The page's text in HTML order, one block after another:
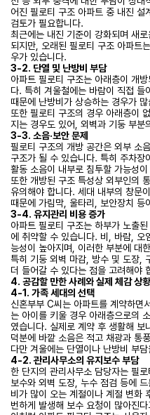
어진 필로티 구조 아파트 중 내진 설
검토가 필요합니다.
최근에는 내진 기준이 강화되며 새
되지만, 오래된 필로티 구조 아파트
우가 있습니다.
3-2. 단열 및 난방비 부담
아파트 필로티 구조는 아래층이 개
다. 특히 겨울철에는 바람이 직접 들
때문에 난방비가 상승하는 경우가 많
또한 필로티 구조의 경우 아래층이
지는 경우도 있어, 외벽과 기둥 부분
3-3. 소음·보안 문제
필로티 구조의 개방 공간은 외부 소
구조가 될 수 있습니다. 특히 주차장
활동 소음이 내부로 침투할 가능성
또한 개방된 구조 특성상 외부인의
유의해야 합니다. 세대 내부의 창문
때문에 가림막, 울타리, 보안장치 등
3-4. 유지관리 비용 증가
아파트 필로티 구조는 하부가 노출
에 취약할 수 있습니다. 비, 바람, 오
능성이 높아지며, 이러한 부분에 대
특히 기둥 외벽 마감, 방수 및 도장,
더 들어갈 수 있다는 점을 고려해야
4. 공감할 만한 사례와 실제 체감 상황
4-1. 가족 세대의 선택
신혼부부 C씨는 아파트를 계약하면
는 아이를 키울 경우 아래층으로의
였습니다. 실제로 계약 후 생활해 보
덕분에 바깥 소음은 적고 채광과 통
다만 겨울에는 단열이나 난방비 부
4-2. 관리사무소의 유지보수 부담
한 단지의 관리사무소 담당자는 필
보수와 외벽 도장, 누수 점검 등에
비가 많이 오는 계절이나 계절 변화
번하게 발생해 보수 요청이 많아진